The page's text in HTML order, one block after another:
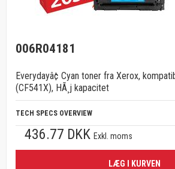
006R04181
Everydayâ¢ Cyan toner fra Xerox,
(CF541X), HÃ¸j kapacitet
TECH SPECS OVERVIEW
436.77 DKK Exkl. moms
LÆG I KURVEN